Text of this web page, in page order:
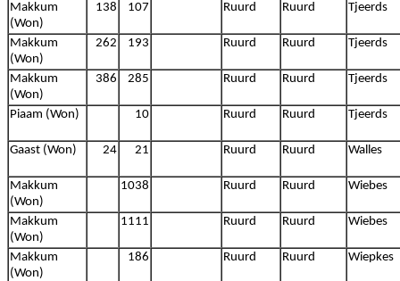
Makkum
(Won)
138 107 Ruurd Ruurd Tjeerds
Makkum
(Won)
262 193 Ruurd Ruurd Tjeerds
Makkum
(Won)
386 285 Ruurd Ruurd Tjeerds
Piaam (Won) 10 Ruurd Ruurd Tjeerds
Gaast (Won) 24 21 Ruurd Ruurd Walles
Makkum
(Won)
1038 Ruurd Ruurd Wiebes
Makkum
(Won)
1111 Ruurd Ruurd Wiebes
Makkum
(Won)
186 Ruurd Ruurd Wiepkes